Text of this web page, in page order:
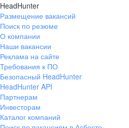
HeadHunter
Размещение вакансий
Поиск по резюме
О компании
Наши вакансии
Реклама на сайте
Требования к ПО
Безопасный HeadHunter
HeadHunter API
Партнерам
Инвесторам
Каталог компаний